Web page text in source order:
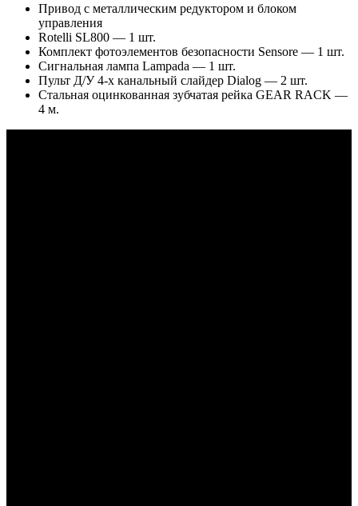
Привод с металлическим редуктором и блоком
управления
Rotelli SL800 — 1 шт.
Комплект фотоэлементов безопасности Sensore — 1 шт.
Сигнальная лампа Lampada — 1 шт.
Пульт Д/У 4-х канальный слайдер Dialog — 2 шт.
Стальная оцинкованная зубчатая рейка GEAR RACK —
4 м.